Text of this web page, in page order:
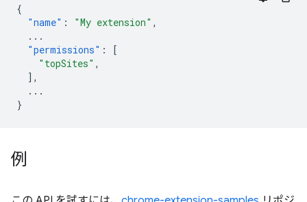
{
"name" : "My extension" ,
...
"permissions" :
[
"topSites" ,
],
...
}
例